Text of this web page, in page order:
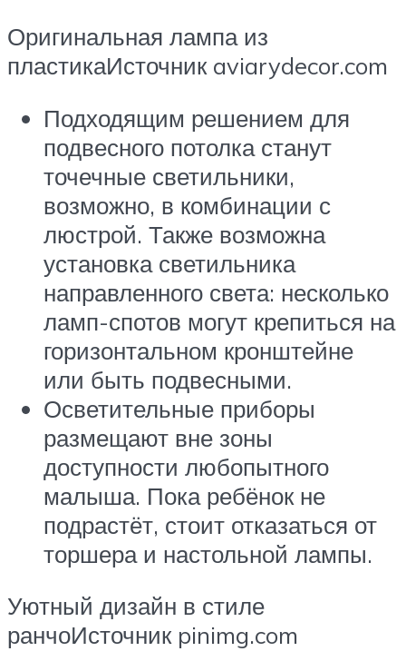
Оригинальная лампа из
пластикаИсточник aviarydecor.com
Подходящим решением для
подвесного потолка станут
точечные светильники,
возможно, в комбинации с
люстрой. Также возможна
установка светильника
направленного света: несколько
ламп-спотов могут крепиться на
горизонтальном кронштейне
или быть подвесными.
Осветительные приборы
размещают вне зоны
доступности любопытного
малыша. Пока ребёнок не
подрастёт, стоит отказаться от
торшера и настольной лампы.
Уютный дизайн в стиле
ранчоИсточник pinimg.com